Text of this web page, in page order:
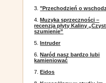
3."Przechodzień o
4.Muzyka sprzeczności –
recenzja płyty Kaliny
szumienie”
5.Intruder
6.Naród nasz bardzo lubi
kamieniować
7.Eidos